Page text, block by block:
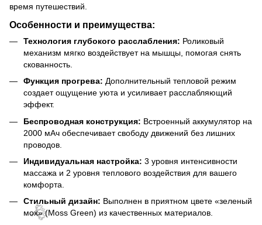
время путешествий.
Особенности и преимущества:
Технология глубокого расслабления: Роликовый
механизм мягко воздействует на мышцы, помогая снять
скованность.
Функция прогрева: Дополнительный тепловой режим
создает ощущение уюта и усиливает расслабляющий
эффект.
Беспроводная конструкция: Встроенный аккумулятор на
2000 мАч обеспечивает свободу движений без лишних
проводов.
Индивидуальная настройка: 3 уровня интенсивности
массажа и 2 уровня теплового воздействия для вашего
комфорта.
Стильный дизайн: Выполнен в приятном цвете «зеленый
мох» (Moss Green) из качественных материалов.
🌹